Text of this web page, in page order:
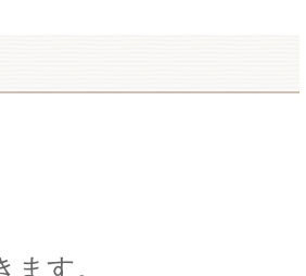
す。